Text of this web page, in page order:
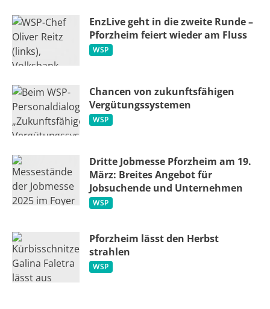
EnzLive geht in die zweite Runde –
Pforzheim feiert wieder am Fluss
WSP
Chancen von zukunftsfähigen
Vergütungssystemen
WSP
Dritte Jobmesse Pforzheim am 19.
März: Breites Angebot für
Jobsuchende und Unternehmen
WSP
Pforzheim lässt den Herbst
strahlen
WSP